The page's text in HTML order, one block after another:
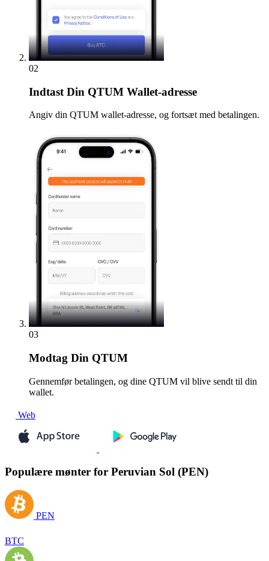
02
Indtast Din QTUM Wallet-adresse
Angiv din QTUM wallet-adresse, og fortsæt med betalingen.
03
Modtag Din QTUM
Gennemfør betalingen, og dine QTUM vil blive sendt til din
wallet.
Web
Populære mønter for Peruvian Sol (PEN)
PEN
BTC